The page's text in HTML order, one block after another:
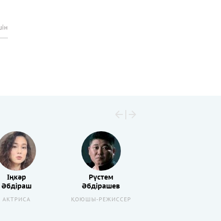
Іңкәр
Әбдіраш
АКТРИСА
Рүстем
Әбдірашев
ҚОЮШЫ-РЕЖИССЕР